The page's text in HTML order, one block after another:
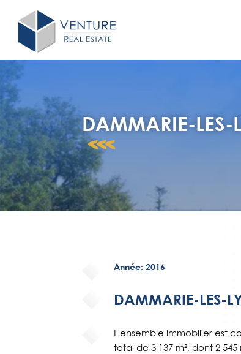
DAMMARIE-LES-
<<<
Année: 2016
DAMMARIE-LES-
L'ensemble immobilier est
total de 3 137 m², dont 2